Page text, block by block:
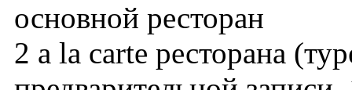
основной ресторан
2 a la carte ресторана